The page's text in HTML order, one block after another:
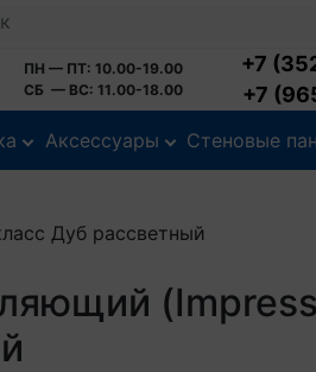
ПН — ПТ: 10.00-19.00
СБ — ВС: 11.00-18.00
+7
+7
Аксессуары Стеновые
Дуб рассветный